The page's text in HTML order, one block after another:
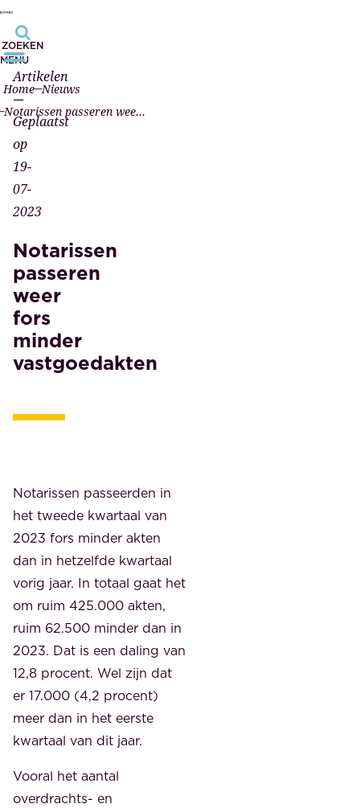
ZOEKEN
MENU
Home Nieuws
Notarissen passeren weer fors minder vastgoedakten
Artikelen
—
Geplaatst
op
19-
07-
2023
Notarissen
passeren
weer
fors
minder
vastgoedakten
Notarissen passeerden in
het tweede kwartaal van
2023 fors minder akten
dan in hetzelfde kwartaal
vorig jaar. In totaal gaat het
om ruim 425.000 akten,
ruim 62.500 minder dan in
2023. Dat is een daling van
12,8 procent. Wel zijn dat
er 17.000 (4,2 procent)
meer dan in het eerste
kwartaal van dit jaar.
Vooral het aantal
overdrachts- en